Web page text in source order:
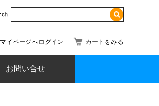
マイページへログイン カートをみる
お問い合せ